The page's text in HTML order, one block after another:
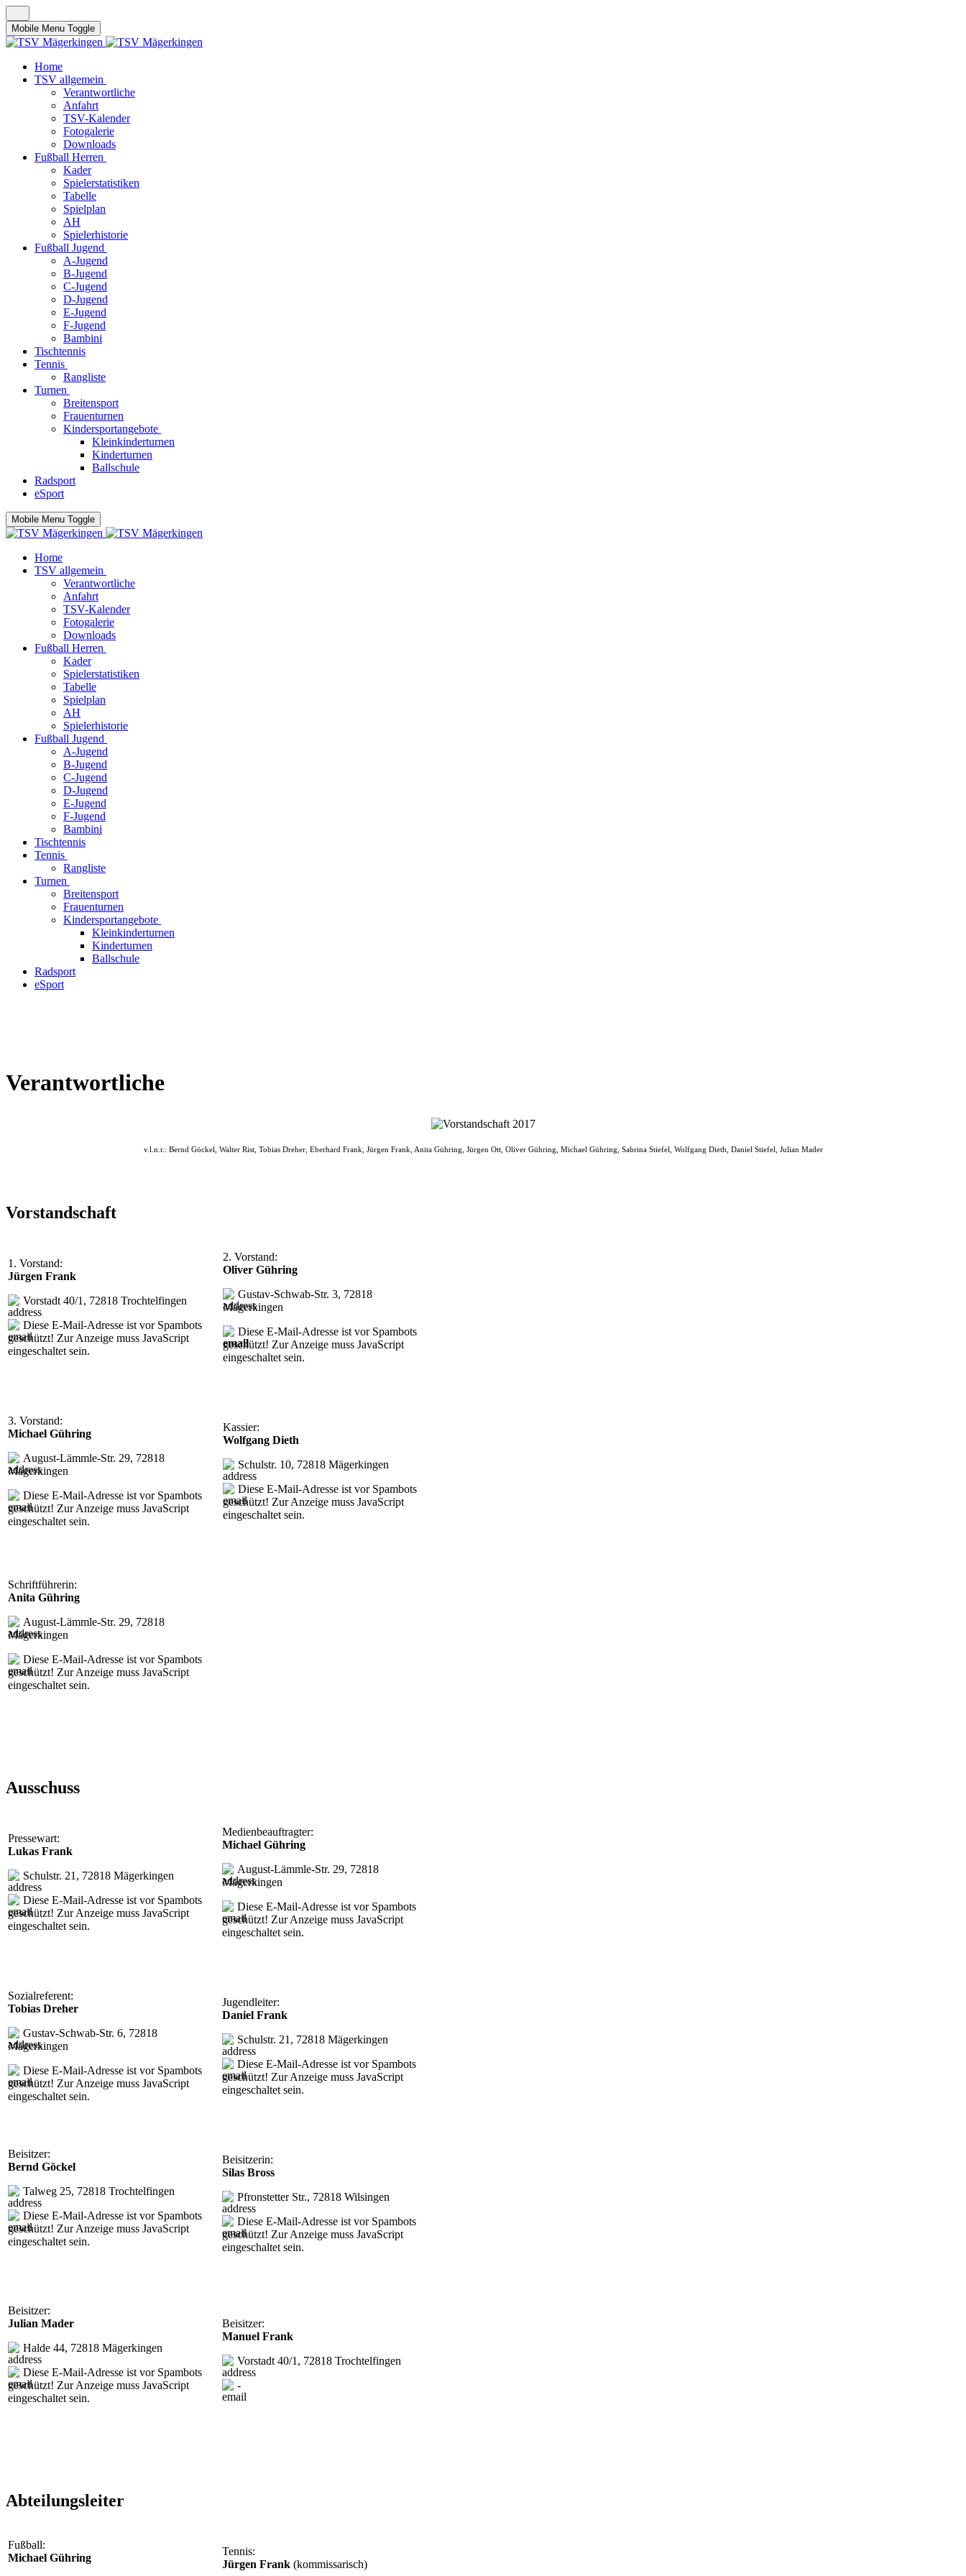
Mobile Menu Toggle
Home
TSV allgemein
Verantwortliche
Anfahrt
TSV-Kalender
Fotogalerie
Downloads
Fußball Herren
Kader
Spielerstatistiken
Tabelle
Spielplan
AH
Spielerhistorie
Fußball Jugend
A-Jugend
B-Jugend
C-Jugend
D-Jugend
E-Jugend
F-Jugend
Bambini
Tischtennis
Tennis
Rangliste
Turnen
Breitensport
Frauenturnen
Kindersportangebote
Kleinkinderturnen
Kinderturnen
Ballschule
Radsport
eSport
Mobile Menu Toggle
Home
TSV allgemein
Verantwortliche
Anfahrt
TSV-Kalender
Fotogalerie
Downloads
Fußball Herren
Kader
Spielerstatistiken
Tabelle
Spielplan
AH
Spielerhistorie
Fußball Jugend
A-Jugend
B-Jugend
C-Jugend
D-Jugend
E-Jugend
F-Jugend
Bambini
Tischtennis
Tennis
Rangliste
Turnen
Breitensport
Frauenturnen
Kindersportangebote
Kleinkinderturnen
Kinderturnen
Ballschule
Radsport
eSport
Verantwortliche
v.l.n.r.: Bernd Göckel, Walter Rist, Tobias Dreher, Eberhard Frank, Jürgen Frank, Anita Gühring, Jürgen Ott, Oliver Gühring, Michael Gühring, Sabrina Stiefel, Wolfgang Dieth, Daniel Stiefel, Julian Mader
Vorstandschaft
1. Vorstand:
Jürgen Frank
Vorstadt 40/1, 72818 Trochtelfingen
Diese E-Mail-Adresse ist vor Spambots
geschützt! Zur Anzeige muss JavaScript
eingeschaltet sein.
2. Vorstand:
Oliver Gühring
Gustav-Schwab-Str. 3, 72818
Mägerkingen
Diese E-Mail-Adresse ist vor Spambots
geschützt! Zur Anzeige muss JavaScript
eingeschaltet sein.
3. Vorstand:
Michael Gühring
August-Lämmle-Str. 29, 72818
Mägerkingen
Diese E-Mail-Adresse ist vor Spambots
geschützt! Zur Anzeige muss JavaScript
eingeschaltet sein.
Kassier:
Wolfgang Dieth
Schulstr. 10, 72818 Mägerkingen
Diese E-Mail-Adresse ist vor Spambots
geschützt! Zur Anzeige muss JavaScript
eingeschaltet sein.
Schriftführerin:
Anita Gühring
August-Lämmle-Str. 29, 72818
Mägerkingen
Diese E-Mail-Adresse ist vor Spambots
geschützt! Zur Anzeige muss JavaScript
eingeschaltet sein.
Ausschuss
Pressewart:
Lukas Frank
Schulstr. 21, 72818 Mägerkingen
Diese E-Mail-Adresse ist vor Spambots
geschützt! Zur Anzeige muss JavaScript
eingeschaltet sein.
Medienbeauftragter:
Michael Gühring
August-Lämmle-Str. 29, 72818
Mägerkingen
Diese E-Mail-Adresse ist vor Spambots
geschützt! Zur Anzeige muss JavaScript
eingeschaltet sein.
Sozialreferent:
Tobias Dreher
Gustav-Schwab-Str. 6, 72818
Mägerkingen
Diese E-Mail-Adresse ist vor Spambots
geschützt! Zur Anzeige muss JavaScript
eingeschaltet sein.
Jugendleiter:
Daniel Frank
Schulstr. 21, 72818 Mägerkingen
Diese E-Mail-Adresse ist vor Spambots
geschützt! Zur Anzeige muss JavaScript
eingeschaltet sein.
Beisitzer:
Bernd Göckel
Talweg 25, 72818 Trochtelfingen
Diese E-Mail-Adresse ist vor Spambots
geschützt! Zur Anzeige muss JavaScript
eingeschaltet sein.
Beisitzerin:
Silas Bross
Pfronstetter Str., 72818 Wilsingen
Diese E-Mail-Adresse ist vor Spambots
geschützt! Zur Anzeige muss JavaScript
eingeschaltet sein.
Beisitzer:
Julian Mader
Halde 44, 72818 Mägerkingen
Diese E-Mail-Adresse ist vor Spambots
geschützt! Zur Anzeige muss JavaScript
eingeschaltet sein.
Beisitzer:
Manuel Frank
Vorstadt 40/1, 72818 Trochtelfingen
-
Abteilungsleiter
Fußball:
Michael Gühring
Tennis:
Jürgen Frank (kommissarisch)